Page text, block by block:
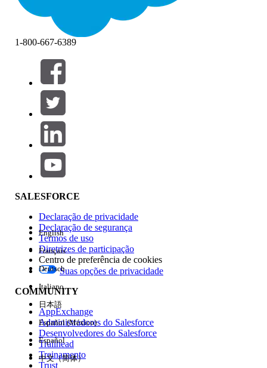
Filtros (0)
SELECIONAR FILTROS
Área de produtos
Impacto do recurso
Edição
Experiência
1-800-667-6389
SALESFORCE
Declaração de privacidade
Declaração de segurança
Termos de uso
Diretrizes de participação
Centro de preferência de cookies
Suas opções de privacidade
COMMUNITY
AppExchange
Administradores do Salesforce
Desenvolvedores do Salesforce
Trailhead
Treinamento
Trust
English
Français
Deutsch
Italiano
日本語
Español (México)
Español
中文（简体）